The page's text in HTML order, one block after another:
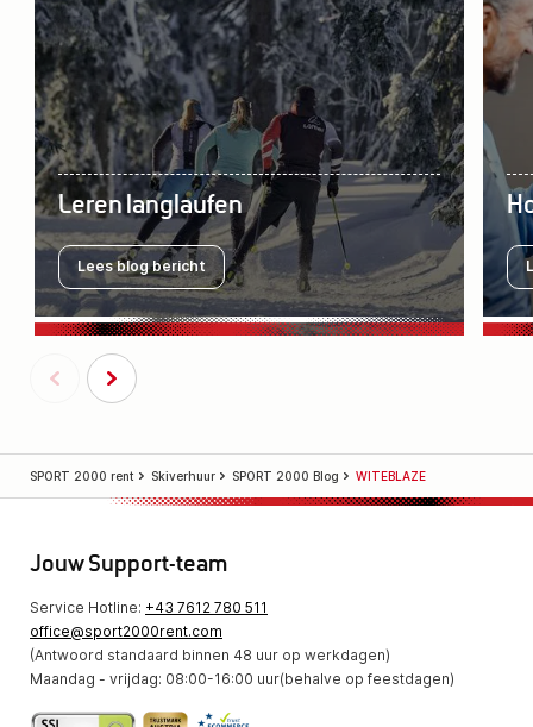
Leren langlaufen
Lees blog bericht
SPORT 2000 rent Skiverhuur SPORT 2000 Blog WITEBLAZE
Jouw Support-team
Service Hotline: +43 7612 780 511
office@sport2000rent.com
(Antwoord standaard binnen 48 uur op werkdagen)
Maandag - vrijdag: 08:00-16:00 uur(behalve op feestdagen)